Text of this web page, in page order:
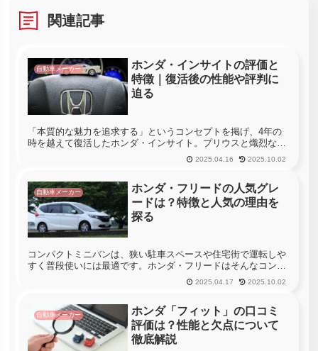
関連記事
自動車メーカー
ホンダ・インサイトの評価と
特徴｜復活後の性能や評判に
迫る
「本質的な魅力を追求する」というコンセプトを掲げ、4年の
時を越えて復活したホンダ・インサイト。プリウスと熾烈な競
争を繰り返した歴代モデルとは、一線を画する新型モデルの性
能・評価は興味深いところです。口コミ評価から、その実力に
2025.04.16 2025.10.02
自動車メーカー
ホンダ・フリードの人気グレ
ードは？特徴と人気の理由を
探る
コンパクトミニバンは、狭い駐車スペースや住宅街で運転しや
すく普段使いには最適です。ホンダ・フリードはそんなコンパ
クトミニバンを代表する名車で、2008年の登場以降高い支持を
得ています。ここではそんなフリードの特徴と人気の理由を探
2025.04.17 2025.10.02
自動車メーカー
ホンダ「フィット」の口コミ
評価は？性能と欠点について
徹底解説